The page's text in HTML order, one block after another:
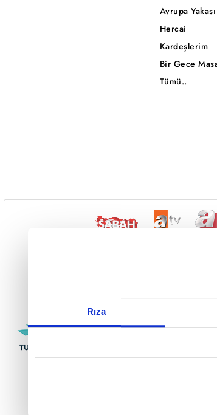
Rıza
Reddet
Avrupa Yakası
Hercai
Kardeşlerim
Bir Gece
Tümü..